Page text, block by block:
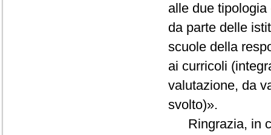
alle due
da parte delle
scuole della
ai curricoli
valutazione, da
svolto)».
Ringrazia, in